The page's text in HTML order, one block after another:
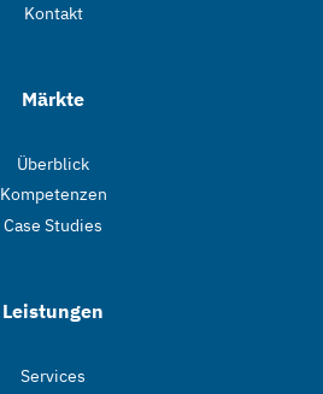
Kontakt
Märkte
Überblick
Kompetenzen
Case Studies
Leistungen
Services